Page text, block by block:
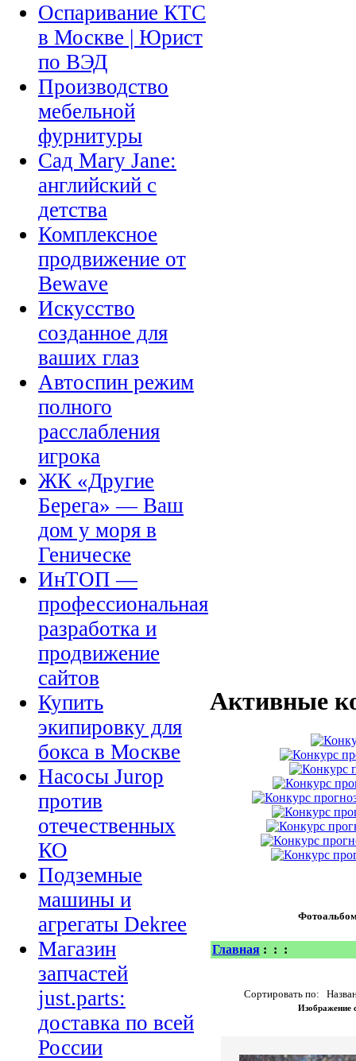
Оспаривание КТС
в Москве | Юрист
по ВЭД
Производство
мебельной
фурнитуры
Сад Mary Jane:
английский с
детства
Комплексное
продвижение от
Bewave
Искусство
созданное для
ваших глаз
Автоспин режим
полного
расслабления
игрока
ЖК «Другие
Берега» — Ваш
дом у моря в
Геническе
ИнТОП —
профессиональная
разработка и
продвижение
сайтов
Купить
экипировку для
бокса в Москве
Насосы Jurop
против
отечественных
КО
Подземные
машины и
агрегаты Dekree
Магазин
запчастей
just.parts:
доставка по всей
России
Активные
Главная : : :
Сортировать по:
Изображение